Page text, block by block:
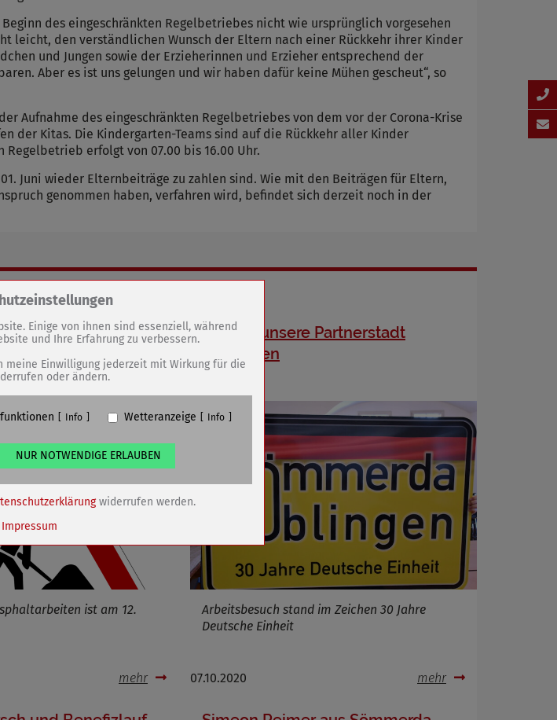
des eingeschränkten Regelbetriebes nicht wie ursprünglich vorgesehen
leicht, den verständlichen Wunsch der Eltern nach einer Rückkehr ihrer Kinder
und Jungen sowie der Erzieherinnen und Erzieher entsprechend der
Aber es ist uns gelungen und wir haben dafür keine Mühen gescheut“, so
Aufnahme des eingeschränkten Regelbetriebes von dem vor der Corona-Krise
der Kitas. Die Kindergarten-Teams sind auf die Rückkehr aller Kinder
erfolgt von 07.00 bis 16.00 Uhr.
Juni wieder Elternbeiträge zu zahlen sind. Wie mit den Beiträgen für Eltern,
genommen haben, verfahren wird, befindet sich derzeit noch in der
Bürgergarten
ist am 12.
mehr
Fahrt in unsere Partnerstadt
Böblingen
Arbeitsbesuch stand im Zeichen 30 Jahre
Deutsche Einheit
07.10.2020 mehr
Cookies / Drittanbieter:
(Wenko-Wenselaar GmbH & Co. KG)
/ SPAM Schutz
der Besucher bezüglich der Speicherung von
von OpenStreetMaps gesetzt werden
Einige von ihnen sind essenziell, während
und Ihre Erfahrung zu verbessern.
Einwilligung jederzeit mit Wirkung für die
oder ändern.
Info Wetteranzeige Info
NUR NOTWENDIGE ERLAUBEN
widerrufen werden.
Impressum